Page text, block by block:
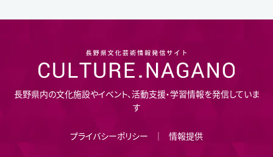
長野県内の文化施設やイベント、活動支援・学習情報を発信していま
す
プライバシーポリシー 情報提供